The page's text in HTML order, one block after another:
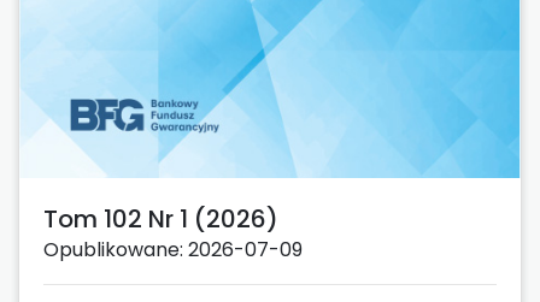
Tom 102 Nr 1 (2026)
Opublikowane: 2026-07-09